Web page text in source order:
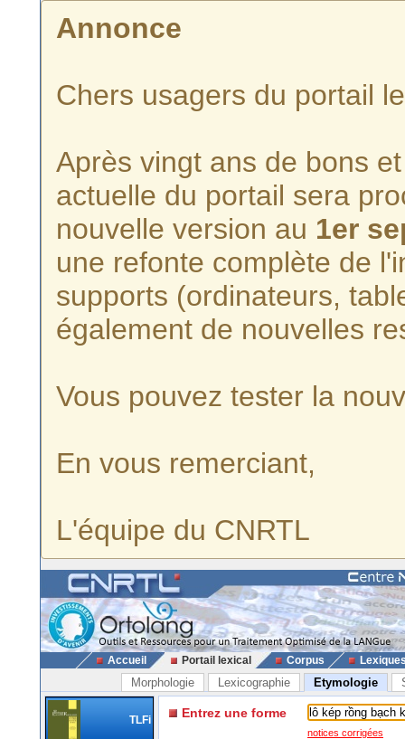
Annonce
Chers usagers du portail
Après vingt ans de bons
actuelle du portail sera
nouvelle version au 1er
une refonte complète de
supports (ordinateurs,
également de nouvelles
Vous pouvez tester la
En vous remerciant,
L'équipe du CNRTL
Accueil Portail lexical Corpus
Morphologie Lexicographie Etymologie
TLFi Entrez une forme
notices corrigées